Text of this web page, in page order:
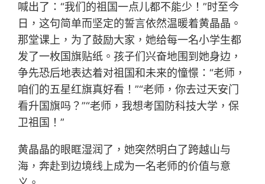
喊出了：“我们的祖国一点儿都不能少！”时至今
日，这句简单而坚定的誓言依然温暖着黄晶晶。
那堂课上，为了鼓励大家，她给每一名小学生都
发了一枚国旗贴纸。孩子们兴奋地围到她身边，
争先恐后地表达着对祖国和未来的憧憬：“老师，
咱们的五星红旗真好看！”“老师，你去过天安门
看升国旗吗？”“老师，我想考国防科技大学，保
卫祖国！”
黄晶晶的眼眶湿润了，她突然明白了跨越山与
海，奔赴到边境线上成为一名老师的价值与意